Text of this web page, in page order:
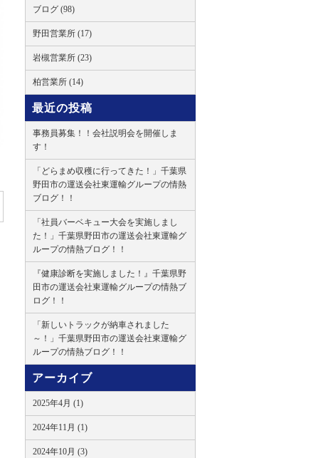
ブログ (98)
野田営業所 (17)
岩槻営業所 (23)
柏営業所 (14)
最近の投稿
事務員募集！！会社説明会を開催しま
す！
「どらまめ収穫に行ってきた！」千葉県
野田市の運送会社東運輸グループの情熱
ブログ！！
「社員バーベキュー大会を実施しまし
た！」千葉県野田市の運送会社東運輸グ
ループの情熱ブログ！！
『健康診断を実施しました！』千葉県野
田市の運送会社東運輸グループの情熱ブ
ログ！！
「新しいトラックが納車されました
～！」千葉県野田市の運送会社東運輸グ
ループの情熱ブログ！！
アーカイブ
2025年4月 (1)
2024年11月 (1)
2024年10月 (3)